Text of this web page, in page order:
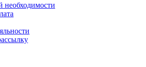
необходимости